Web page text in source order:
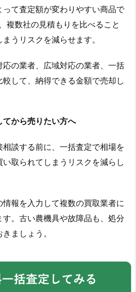
って査定額が変わりやすい商品で
複数社の見積もりを比べること
うリスクを減らせます。
の業者、広域対応の業者、一括
して、納得できる金額で売却し
から売りたい方へ
談する前に、一括査定で相場を
取られてしまうリスクを減らし
報を入力して複数の買取業者に
。古い農機具や故障品も、処分
ましょう。